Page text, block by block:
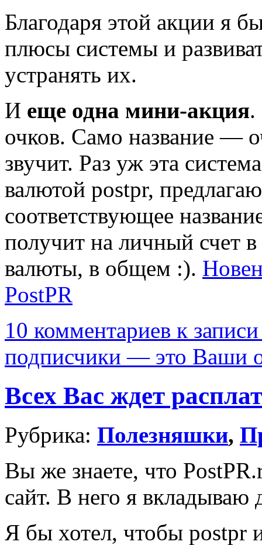
Благодаря этой акции я
плюсы системы и
устранять их.
И еще одна мини-акция.
очков. Само название —
звучит. Раз уж эта
валютой postpr,
соответствующее
получит на личный счет
валюты, в общем :).
PostPR
10 комментариев к
подписчики — это Ваши
Всех Вас ждет
Рубрика: Полезняшки,
Вы же знаете, что
сайт. В него я
Я бы хотел, чтобы postpr